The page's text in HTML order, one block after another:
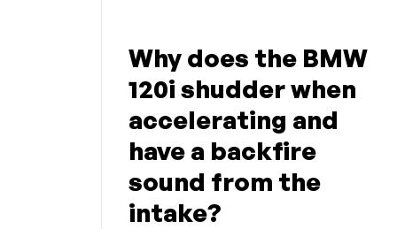
Why does the BMW
120i shudder when
accelerating and
have a backfire
sound from the
intake?